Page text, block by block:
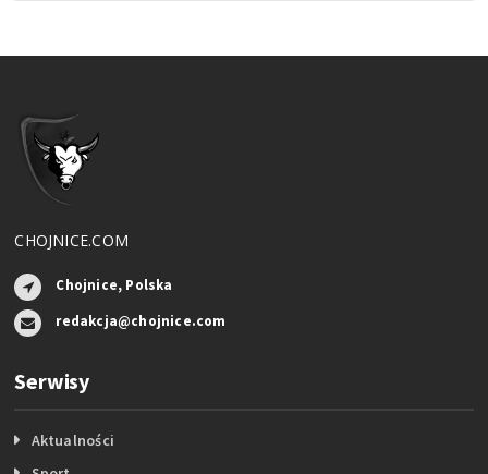
CHOJNICE.COM
Chojnice, Polska
redakcja@chojnice.com
Serwisy
Aktualności